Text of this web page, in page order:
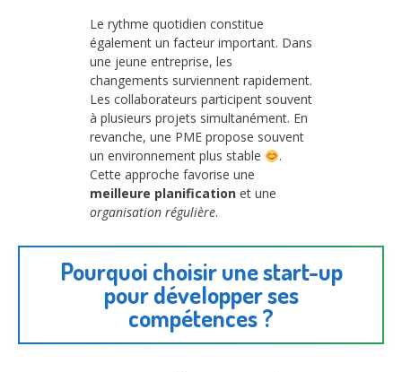
Le rythme quotidien constitue
également un facteur important. Dans
une jeune entreprise, les
changements surviennent rapidement.
Les collaborateurs participent souvent
à plusieurs projets simultanément. En
revanche, une PME propose souvent
un environnement plus stable
.
Cette approche favorise une
meilleure planification et une
organisation régulière.
Pourquoi choisir une start-up
pour développer ses
compétences ?